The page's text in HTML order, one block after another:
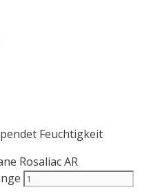
Feuchtigkeit
Rosaliac AR